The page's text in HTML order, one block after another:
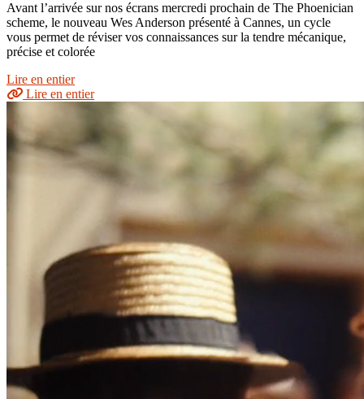
Avant l’arrivée sur nos écrans mercredi prochain de The Phoenician
scheme, le nouveau Wes Anderson présenté à Cannes, un cycle
vous permet de réviser vos connaissances sur la tendre mécanique,
précise et colorée
Lire en entier
Lire en entier